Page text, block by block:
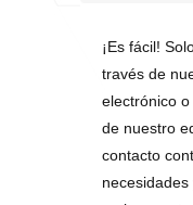
¡Es fácil!
través de
electrónico
de nuestro
contacto